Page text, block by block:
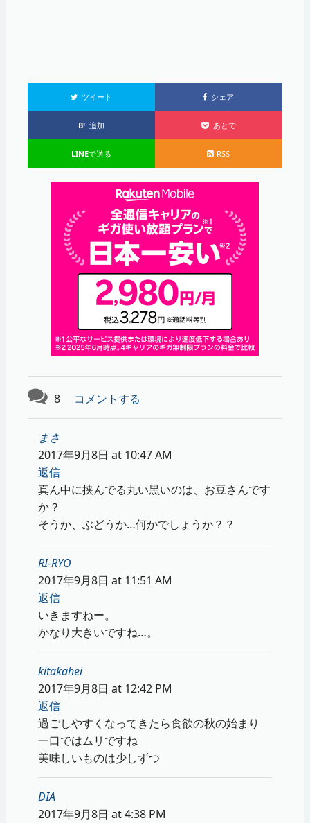
ツイート シェア
B! 追加 あとで
LINEで送る RSS
8 コメントする
まさ
2017年9月8日 at 10:47 AM
返信
真ん中に挟んでる丸い黒いのは、お豆さんです
か？
そうか、ぶどうか…何かでしょうか？？
RI-RYO
2017年9月8日 at 11:51 AM
返信
いきますねー。
かなり大きいですね…。
kitakahei
2017年9月8日 at 12:42 PM
返信
過ごしやすくなってきたら食欲の秋の始まり
一口ではムリですね
美味しいものは少しずつ
DIA
2017年9月8日 at 4:38 PM